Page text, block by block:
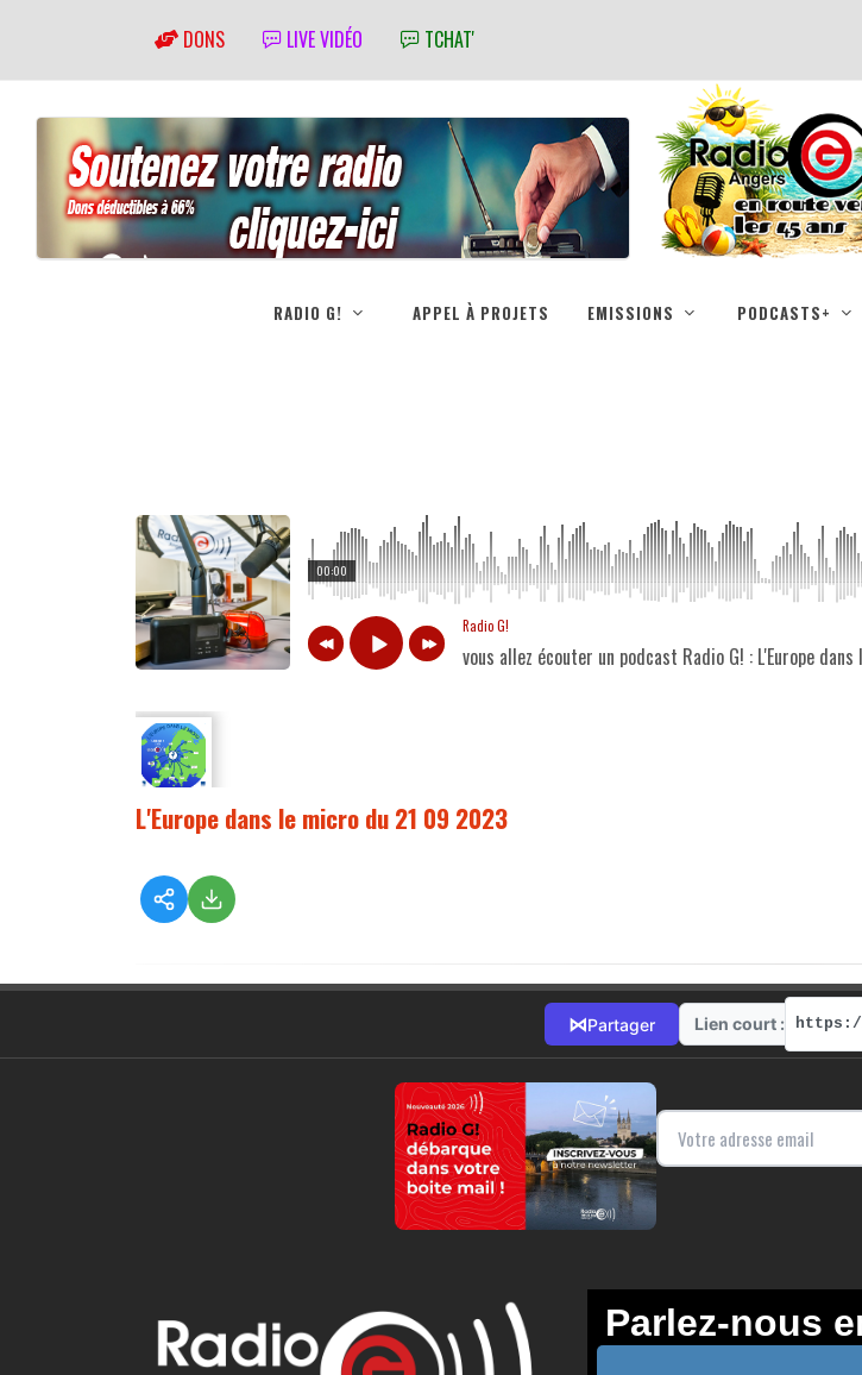
DONS LIVE VIDÉO TCHAT'
RADIO G! APPEL À PROJETS EMISSIONS PODCASTS+
00:00
Radio G!
vous allez écouter un podcast Radio G! : L'Europe
L'Europe dans le micro du 21 09 2023
⋈Partager Lien court :